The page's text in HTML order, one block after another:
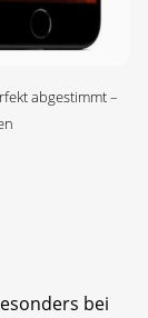
abgestimmt –
bei